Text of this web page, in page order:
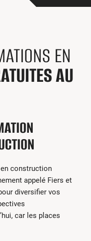
Recherche
EN
AU
construction
appelé Fiers et
diversifier vos
car les places